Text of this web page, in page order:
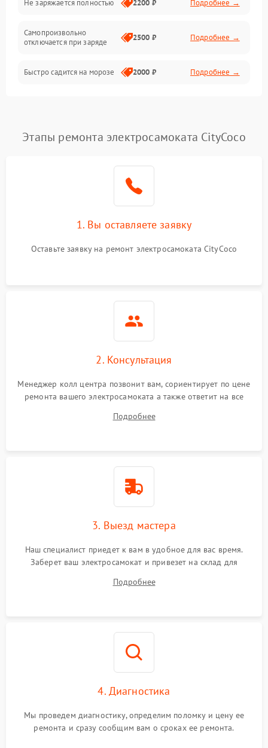
Не заряжается полностью 2200 ₽ Подробнее →
Самопроизвольно
отключается при заряде
2500 ₽ Подробнее →
Быстро садится на морозе 2000 ₽ Подробнее →
Этапы ремонта электросамоката CityCoco
1. Вы оставляете заявку
Оставьте заявку на ремонт электросамоката CityCoco
2. Консультация
Менеджер колл центра позвонит вам, сориентирует по цене
ремонта вашего электросамоката а также ответит на все
Подробнее
3. Выезд мастера
Наш специалист приедет к вам в удобное для вас время.
Заберет ваш электросамокат и привезет на склад для
Подробнее
4. Диагностика
Мы проведем диагностику, определим поломку и цену ее
ремонта и сразу сообщим вам о сроках ее ремонта.